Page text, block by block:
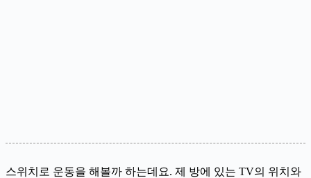
스위치로 운동을 해볼까 하는데요. 제 방에 있는 TV의 위치와